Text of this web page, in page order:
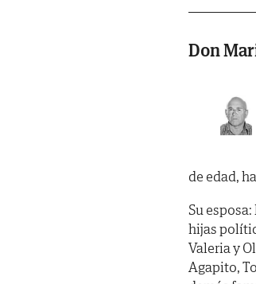
Don
de edad,
Su
hijas
Valeria y
Agapito,